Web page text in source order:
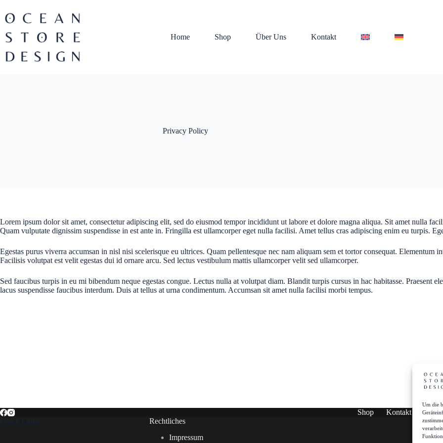
Um die
Inhalt
springen
Home
Shop Über Uns Kontakt
Privacy Policy
Lorem ipsum dolor sit amet, consectetur adipiscing elit, sed do eiusmod tempor incididunt ut labore et dolore magna aliqua. Sit amet nulla
Quam vulputate dignissim suspendisse in est ante in. Fringilla est ullamcorper eget nulla facilisi. Amet tellus cras adipiscing enim eu turpis.
Egestas purus viverra accumsan in nisl nisi scelerisque eu ultrices. Quam pellentesque nec nam aliquam sem et tortor consequat. Elementum
Facilisis volutpat est velit egestas dui id ornare arcu. Sed lectus vestibulum mattis ullamcorper velit sed ullamcorper.
Sed faucibus turpis in eu mi bibendum neque egestas congue. Lectus nulla at volutpat diam. Blandit turpis cursus in hac habitasse. Praesent
lacus suspendisse faucibus interdum. Duis at tellus at urna condimentum. Accumsan sit amet nulla facilisi morbi tempus.
Shop Kontakt Über
Quick Links
Rechtliches
Impressum